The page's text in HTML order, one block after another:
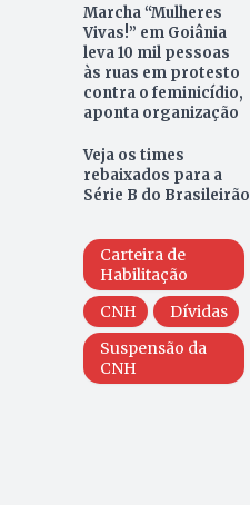
Marcha “Mulheres
Vivas!” em Goiânia
leva 10 mil pessoas
às ruas em protesto
contra o feminicídio,
aponta organização
Veja os times
rebaixados para a
Série B do Brasileirão
Carteira de
Habilitação
CNH
Dívidas
Suspensão da
CNH